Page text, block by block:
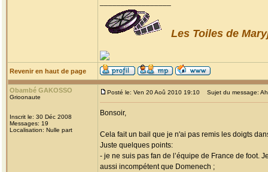
Les Toiles de
Revenir en haut de page
Obambé GAKOSSO
Grioonaute
Inscrit le: 30 Déc 2008
Messages: 19
Localisation: Nulle part
Posté le: Ven 20 Aoû 2010 19:10 Sujet du message:
Bonsoir,
Cela fait un bail que je n'ai pas remis les doigts
Juste quelques points:
- je ne suis pas fan de l’équipe de France de foot.
aussi incompétent que Domenech ;